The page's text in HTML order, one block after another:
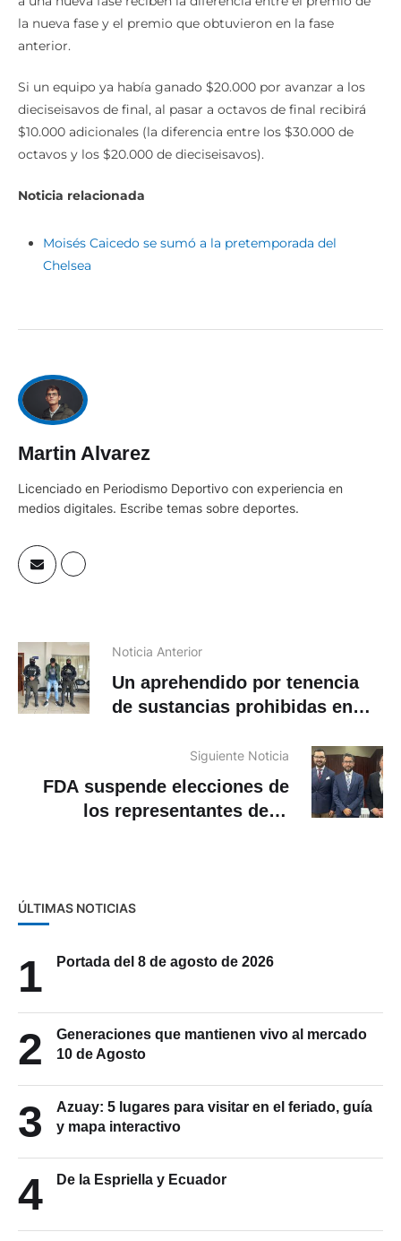
la nueva fase y el premio que obtuvieron en la fase
anterior.
Si un equipo ya había ganado $20.000 por avanzar a los
dieciseisavos de final, al pasar a octavos de final recibirá
$10.000 adicionales (la diferencia entre los $30.000 de
octavos y los $20.000 de dieciseisavos).
Noticia relacionada
Moisés Caicedo se sumó a la pretemporada del
Chelsea
Martin Alvarez
Licenciado en Periodismo Deportivo con experiencia en
medios digitales. Escribe temas sobre deportes.
Noticia Anterior
Un aprehendido por tenencia
de sustancias prohibidas en
Siguiente Noticia
FDA suspende elecciones de
los representantes de la
ÚLTIMAS NOTICIAS
1 Portada del 8 de agosto de 2026
2
Generaciones que mantienen vivo al mercado
10 de Agosto
3
Azuay: 5 lugares para visitar en el feriado, guía
y mapa interactivo
4 De la Espriella y Ecuador